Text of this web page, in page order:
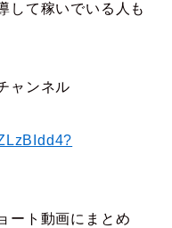
して稼いでいる人も
ャンネル
ート動画にまとめ